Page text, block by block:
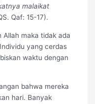
malaikat
Qaf: 15-17).
Allah maka tidak ada
yang cerdas
waktu dengan
bahwa mereka
hari. Banyak